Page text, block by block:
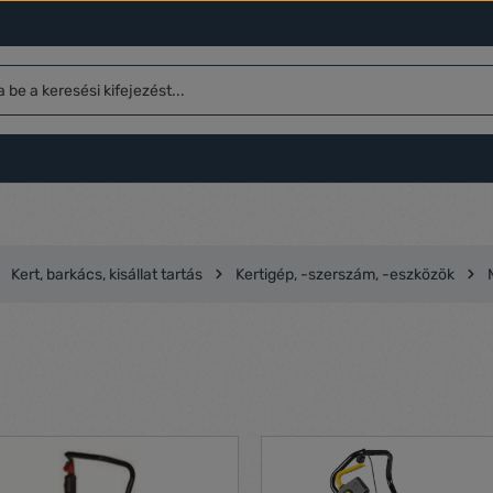
Kert, barkács, kisállat tartás Kertigép, -szerszám, -eszközök